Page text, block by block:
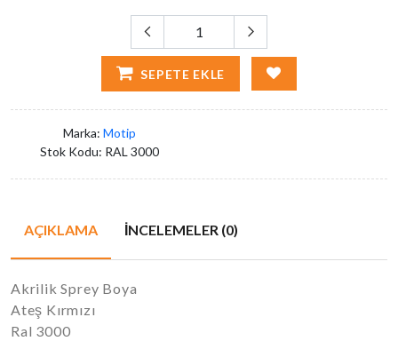
SEPETE EKLE
Marka: Motip
Stok Kodu: RAL 3000
AÇIKLAMA İNCELEMELER (0)
Akrilik Sprey Boya
Ateş Kırmızı
Ral 3000